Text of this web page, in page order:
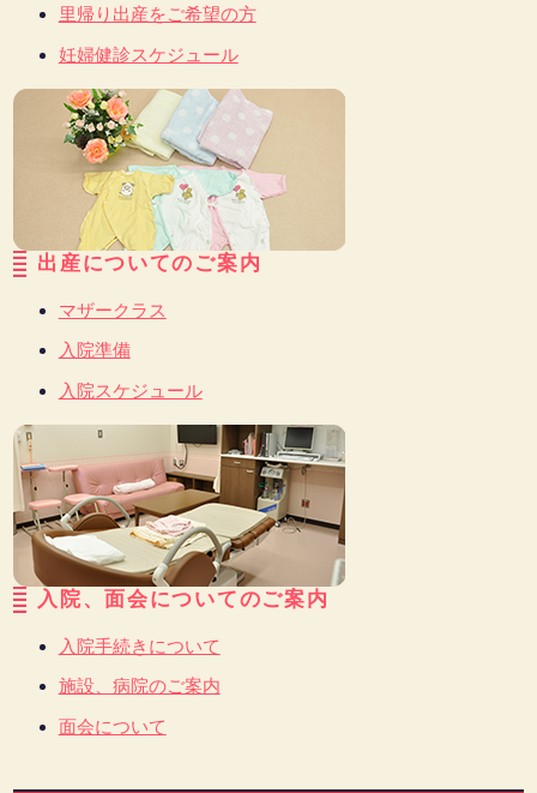
里帰り出産をご希望の方
妊婦健診スケジュール
出産についてのご案内
マザークラス
入院準備
入院スケジュール
入院、面会についてのご案内
入院手続きについて
施設、病院のご案内
面会について